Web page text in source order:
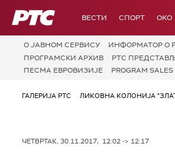
РТС ВЕСТИ СПОРТ OKO
О JАВНОМ СЕРВИСУ ИНФОРМАТОР О
ПРОГРАМСКИ АРХИВ
РТС
ПЕСМА ЕВРОВИЗИЈЕ
PROGRAM SALES
ГАЛЕРИЈА РТС ЛИКОВНА КОЛОНИЈА
ЧЕТВРТАК, 30.11.2017, 12:02 -> 12:17